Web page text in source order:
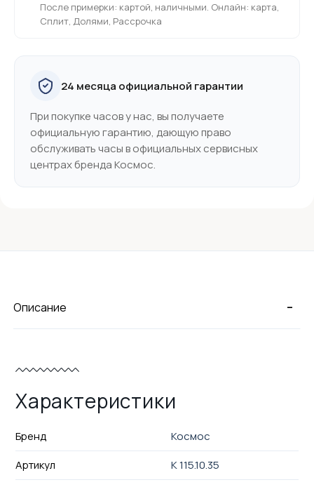
После примерки: картой, наличными. Онлайн: карта,
Сплит, Долями, Рассрочка
24 месяца официальной гарантии
При покупке часов у нас, вы получаете
официальную гарантию, дающую право
обслуживать часы в официальных сервисных
центрах бренда Космос.
-
Описание
Характеристики
Бренд
Космос
Артикул
K 115.10.35